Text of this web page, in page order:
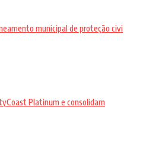
municipal de proteção civi
Platinum e consolidam